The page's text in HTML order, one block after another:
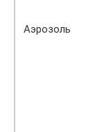
Аэрозоль